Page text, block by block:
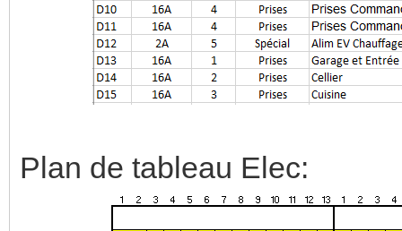
Plan de tableau Elec: